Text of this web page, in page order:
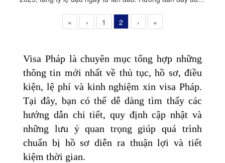
«
‹ 1 2 › »
Visa Pháp là chuyên mục tổng hợp những
thông tin mới nhất về thủ tục, hồ sơ, điều
kiện, lệ phí và kinh nghiệm xin visa Pháp.
Tại đây, bạn có thể dễ dàng tìm thấy các
hướng dẫn chi tiết, quy định cập nhật và
những lưu ý quan trọng giúp quá trình
chuẩn bị hồ sơ diễn ra thuận lợi và tiết
kiệm thời gian.